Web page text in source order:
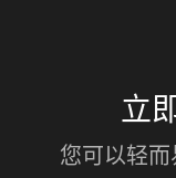
立
您可以轻